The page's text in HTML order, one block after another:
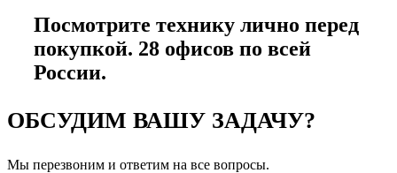
Посмотрите технику лично перед
покупкой. 28 офисов по всей
России.
ОБСУДИМ ВАШУ ЗАДАЧУ?
Мы перезвоним и ответим на все вопросы.